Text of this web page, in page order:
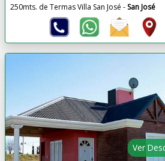
250mts. de Termas Villa San José - San José
Ver